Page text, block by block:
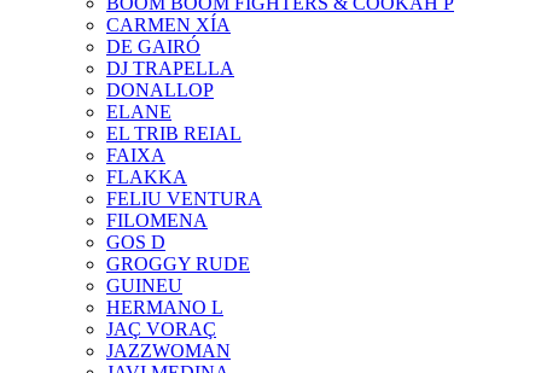
CARMEN XÍA
DE GAIRÓ
DJ TRAPELLA
DONALLOP
ELANE
EL TRIB REIAL
FAIXA
FLAKKA
FELIU VENTURA
FILOMENA
GOS D
GROGGY RUDE
GUINEU
HERMANO L
JAÇ VORAÇ
JAZZWOMAN